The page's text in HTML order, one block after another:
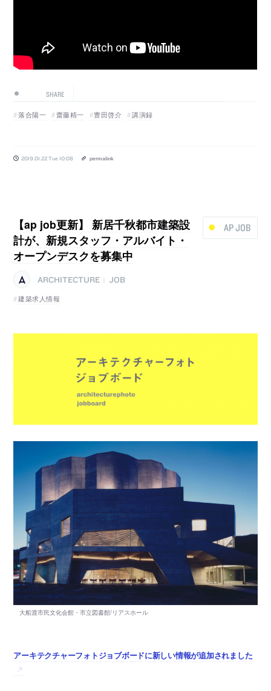
SHARE
落合陽一 齋藤精一 豊田啓介 講演録
2019.01.22 Tue 10:08 permalink
AP JOB
【ap job更新】 新居千秋都市建築設
計が、新規スタッフ・アルバイト・
オープンデスクを募集中
ARCHITECTURE
JOB
建築求人情報
アーキテクチャーフォトジョブボードに新しい情報が追加されました